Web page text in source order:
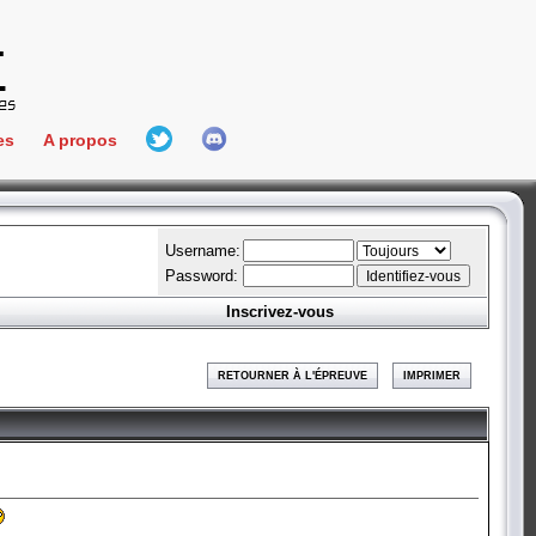
Connect
A propos
L'équipe
Hall Of Fame
Username:
Password:
Inscrivez-vous
RETOURNER À L'ÉPREUVE IMPRIMER